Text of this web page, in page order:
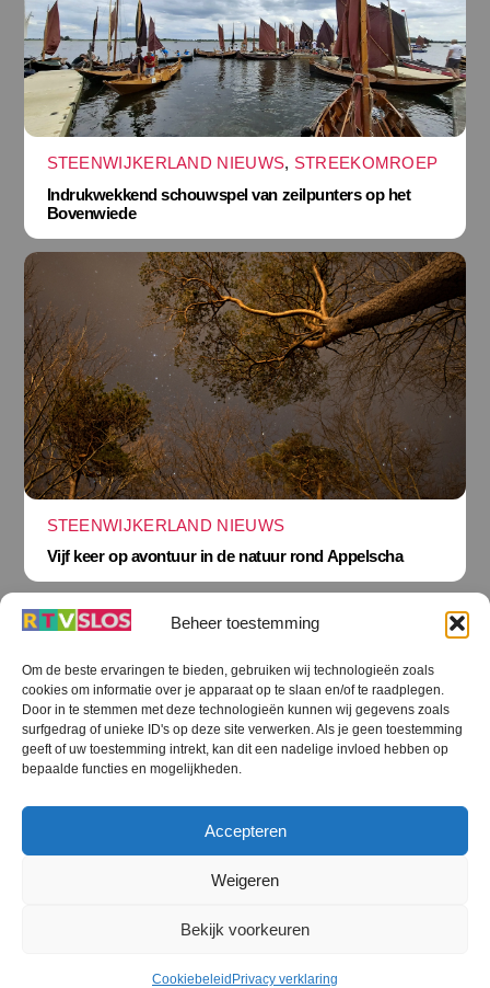
Beheer toestemming
Om de beste ervaringen te bieden, gebruiken wij technologieën zoals
cookies om informatie over je apparaat op te slaan en/of te raadplegen.
Door in te stemmen met deze technologieën kunnen wij gegevens zoals
surfgedrag of unieke ID's op deze site verwerken. Als je geen toestemming
geeft of uw toestemming intrekt, kan dit een nadelige invloed hebben op
bepaalde functies en mogelijkheden.
Accepteren
Weigeren
Bekijk voorkeuren
Cookiebeleid Privacy verklaring
STEENWIJKERLAND NIEUWS, STREEKOMROEP
Indrukwekkend schouwspel van zeilpunters op het
Bovenwiede
STEENWIJKERLAND NIEUWS
Vijf keer op avontuur in de natuur rond Appelscha
Terug
naar
boven
RTV SLOS
RTV SLOS ANBI